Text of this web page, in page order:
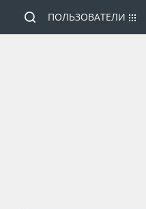
ПОЛЬЗОВАТЕЛИ